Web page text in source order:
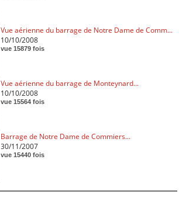
Vue aérienne du barrage de Notre Dame de Comm...
10/10/2008
vue 15879 fois
Vue aérienne du barrage de Monteynard...
10/10/2008
vue 15564 fois
Barrage de Notre Dame de Commiers...
30/11/2007
vue 15440 fois